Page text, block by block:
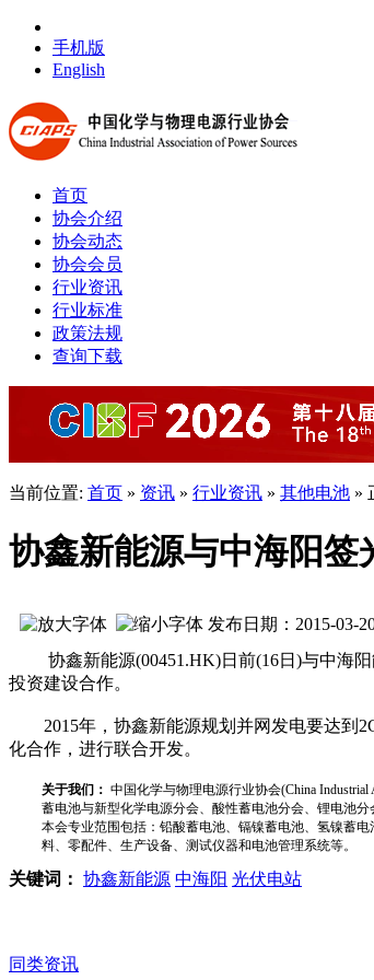
手机版
English
首页
协会介绍
协会动态
协会会员
行业资讯
行业标准
政策法规
查询下载
当前位置: 首页 » 资讯 » 行业资讯 » 其他电池 »
协鑫新能源与中海阳签
发布日期：2015-03-
协鑫新能源(00451.HK)日前(16日)与中海阳
投资建设合作。
2015年，协鑫新能源规划并网发电要达到
化合作，进行联合开发。
关于我们： 中国化学与物理电源行业协会(China
蓄电池与新型化学电源分会、酸性蓄电池分会、锂电池
本会专业范围包括：铅酸蓄电池、镉镍蓄电池、氢镍蓄
料、零配件、生产设备、测试仪器和电池管理系统等。
关键词： 协鑫新能源 中海阳 光伏电站
同类资讯